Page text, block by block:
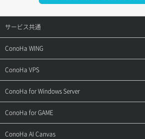
サービス共通
サポートトップ
ご契約・お支払い
用語集
お問い合わせ
ConoHa WING
サポートトップ
ご利用ガイド
お乗り換えガイド
ConoHa VPS
サポートトップ
ご利用ガイド
ConoHa for Windows Server
サポートトップ
ご利用ガイド
ConoHa for GAME
サポートトップ
ConoHa AI Canvas